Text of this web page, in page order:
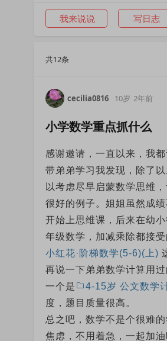
我来说说 写日志
共12条
cecilia0816 10岁 2年前
小学数学重点抓什么
感谢邀请，一直以来，我
带弟弟学习我发现，除了
以考虑尽早启蒙数学思维
很好的例子。姐姐虽然成
开始上思维课，后来在幼
年级数学，加减乘除都接受
小红花·阶梯数学(5-6)(上)
再说一下弟弟数学计算用
一个是
4-15岁 公文数学
度，题目质量很高。
总之吧，数学不是个很难
焦虑，不用着急，一起加油